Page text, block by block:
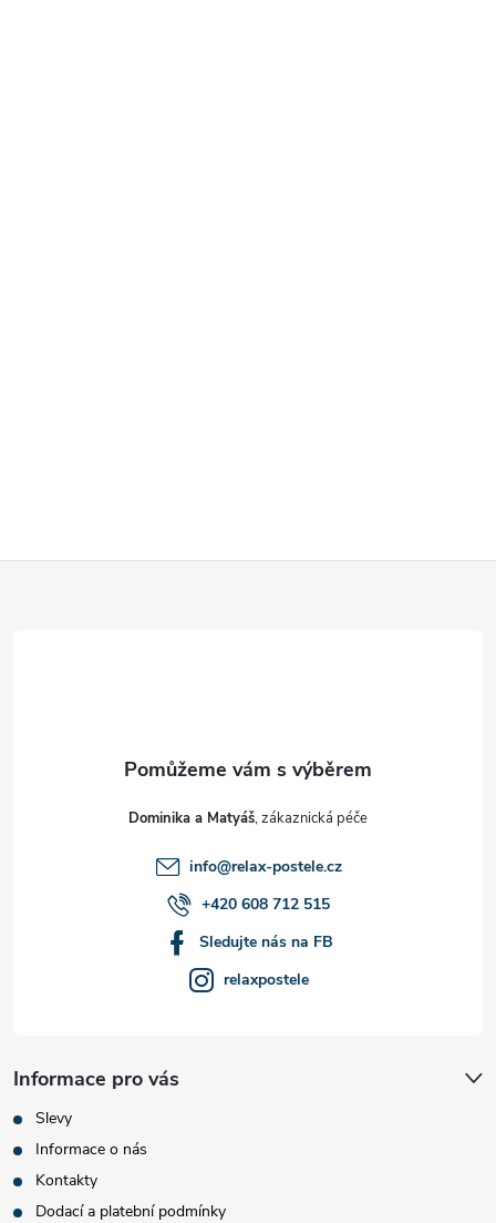
Dominika a Matyáš
info@relax-postele.cz
+420 608 712 515
Sledujte nás na FB
relaxpostele
Informace pro vás
Slevy
Informace o nás
Kontakty
Dodací a platební podmínky